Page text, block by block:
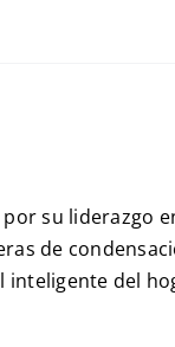
su liderazgo
de
inteligente del